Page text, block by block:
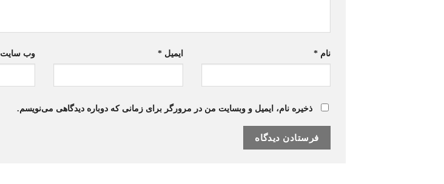
نام * ایمیل* وب‌ سایت
ذخیره نام، ایمیل و وبسایت من در مرورگر برای زمانی که دوباره دیدگاهی می‌نویسم.